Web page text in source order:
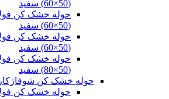
(50×60) سفید
(50×60) سفید
(50×60) سفید
(50×80) سفید
حوله خشک کن شوفاژکار